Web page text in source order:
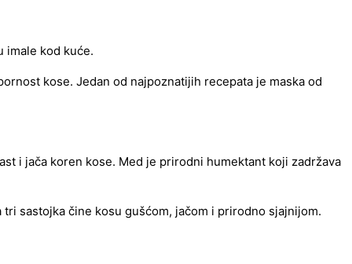
imale kod kuće.
kose. Jedan od najpoznatijih recepata je maska od
i jača koren kose. Med je prirodni humektant koji zadržava
sastojka čine kosu gušćom, jačom i prirodno sjajnijom.